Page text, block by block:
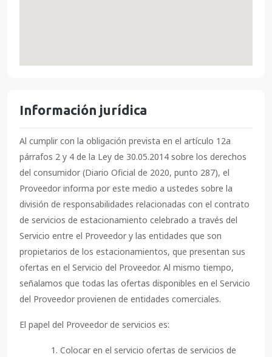
Información jurídica
Al cumplir con la obligación prevista en el artículo 12a
párrafos 2 y 4 de la Ley de 30.05.2014 sobre los derechos
del consumidor (Diario Oficial de 2020, punto 287), el
Proveedor informa por este medio a ustedes sobre la
división de responsabilidades relacionadas con el contrato
de servicios de estacionamiento celebrado a través del
Servicio entre el Proveedor y las entidades que son
propietarios de los estacionamientos, que presentan sus
ofertas en el Servicio del Proveedor. Al mismo tiempo,
señalamos que todas las ofertas disponibles en el Servicio
del Proveedor provienen de entidades comerciales.
El papel del Proveedor de servicios es:
Colocar en el servicio ofertas de servicios de